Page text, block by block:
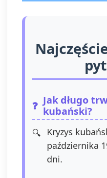
Jak długo
kubański?
Kryzys
października
dni.